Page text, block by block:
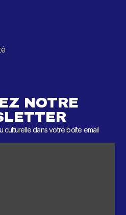
NOTRE
culturelle dans votre boîte email